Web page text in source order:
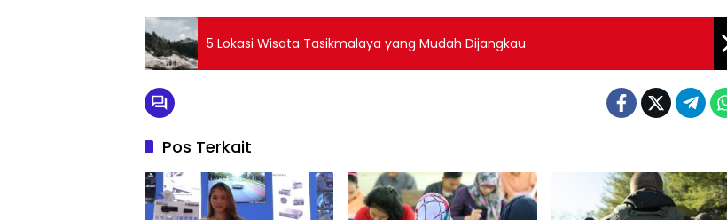
5 Lokasi Wisata Tasikmalaya yang Mudah Dijangkau
Pos Terkait